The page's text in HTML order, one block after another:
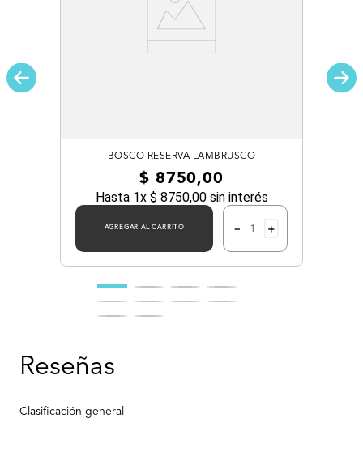
BOSCO RESERVA LAMBRUSCO
$ 8750,00
Hasta 1x $ 8750,00sin interés
AGREGAR AL CARRITO ＋
－